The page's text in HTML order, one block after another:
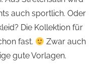
auch sportlich. Oder
Die Kollektion für
fast.
Zwar auch
gute Vorlagen.